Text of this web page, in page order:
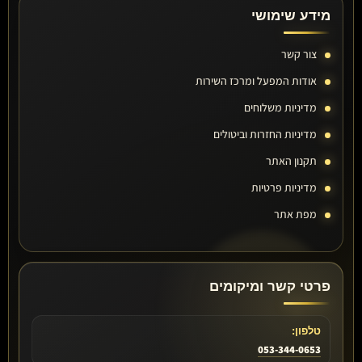
מידע שימושי
צור קשר
אודות המפעל ומרכז השירות
מדיניות משלוחים
מדיניות החזרות וביטולים
תקנון האתר
מדיניות פרטיות
מפת אתר
פרטי קשר ומיקומים
טלפון:
053-344-0653